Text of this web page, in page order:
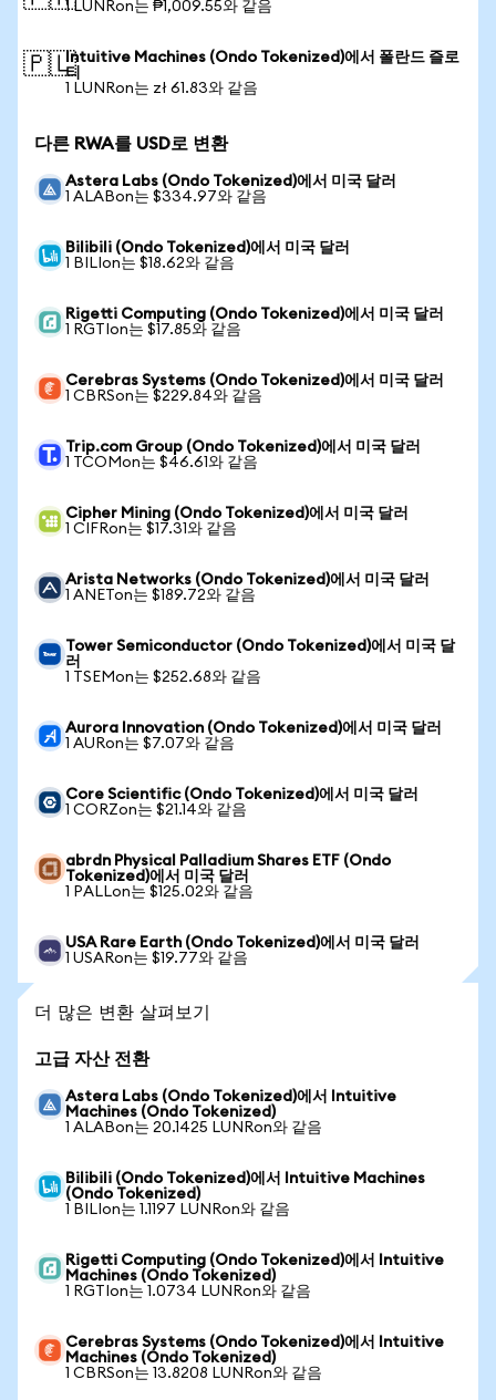
1 LUNRon는 ₱1,009.55와 같음
🇵🇱Intuitive Machines (Ondo Tokenized)에서 폴란드 즐로
티
1 LUNRon는 zł 61.83와 같음
다른 RWA를 USD로 변환
Astera Labs (Ondo Tokenized)에서 미국 달러
1 ALABon는 $334.97와 같음
Bilibili (Ondo Tokenized)에서 미국 달러
1 BILIon는 $18.62와 같음
Rigetti Computing (Ondo Tokenized)에서 미국 달러
1 RGTIon는 $17.85와 같음
Cerebras Systems (Ondo Tokenized)에서 미국 달러
1 CBRSon는 $229.84와 같음
Trip.com Group (Ondo Tokenized)에서 미국 달러
1 TCOMon는 $46.61와 같음
Cipher Mining (Ondo Tokenized)에서 미국 달러
1 CIFRon는 $17.31와 같음
Arista Networks (Ondo Tokenized)에서 미국 달러
1 ANETon는 $189.72와 같음
Tower Semiconductor (Ondo Tokenized)에서 미국 달
러
1 TSEMon는 $252.68와 같음
Aurora Innovation (Ondo Tokenized)에서 미국 달러
1 AURon는 $7.07와 같음
Core Scientific (Ondo Tokenized)에서 미국 달러
1 CORZon는 $21.14와 같음
abrdn Physical Palladium Shares ETF (Ondo
Tokenized)에서 미국 달러
1 PALLon는 $125.02와 같음
USA Rare Earth (Ondo Tokenized)에서 미국 달러
1 USARon는 $19.77와 같음
더 많은 변환 살펴보기
고급 자산 전환
Astera Labs (Ondo Tokenized)에서 Intuitive
Machines (Ondo Tokenized)
1 ALABon는 20.1425 LUNRon와 같음
Bilibili (Ondo Tokenized)에서 Intuitive Machines
(Ondo Tokenized)
1 BILIon는 1.1197 LUNRon와 같음
Rigetti Computing (Ondo Tokenized)에서 Intuitive
Machines (Ondo Tokenized)
1 RGTIon는 1.0734 LUNRon와 같음
Cerebras Systems (Ondo Tokenized)에서 Intuitive
Machines (Ondo Tokenized)
1 CBRSon는 13.8208 LUNRon와 같음